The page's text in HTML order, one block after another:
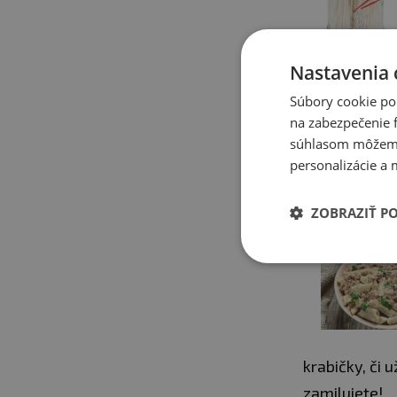
môžete ich
ktorá sa
Mohlo by
krabičky, či
zamilujete!
Nastavenia
Súbory cookie
na
súhlasom
personalizácie a
ZOBRAZIŤ